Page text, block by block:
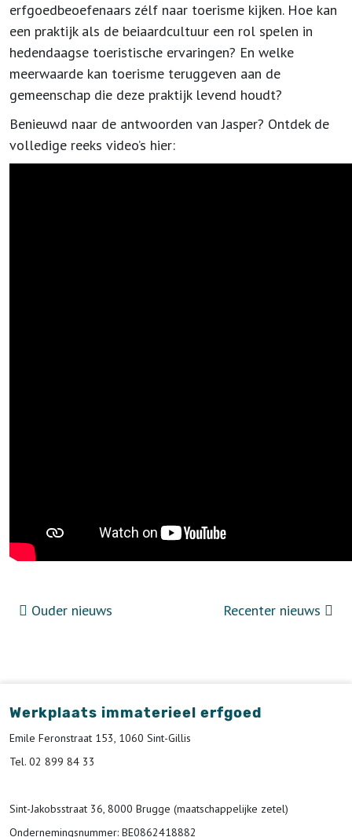
erfgoedbeoefenaars zélf naar toerisme kijken. Hoe kan
een praktijk als de beiaardcultuur een rol spelen in
hedendaagse toeristische ervaringen? En welke
meerwaarde kan toerisme teruggeven aan de
gemeenschap die deze praktijk levend houdt?
Benieuwd naar de antwoorden van Jasper? Ontdek de
volledige reeks video’s hier:
Ouder nieuws Recenter nieuws
Werkplaats immaterieel erfgoed
Emile Feronstraat 153, 1060 Sint-Gillis
Tel. 02 899 84 33
Sint-Jakobsstraat 36, 8000 Brugge (maatschappelijke zetel)
Ondernemingsnummer: BE0862418882